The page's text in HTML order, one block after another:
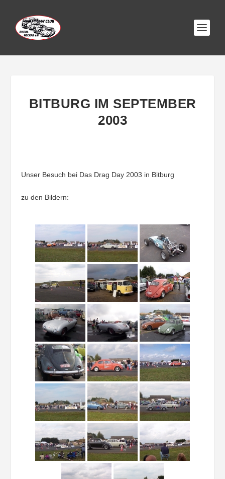
BITBURG IM SEPTEMBER
2003
Unser Besuch bei Das Drag Day 2003 in Bitburg
zu den Bildern: